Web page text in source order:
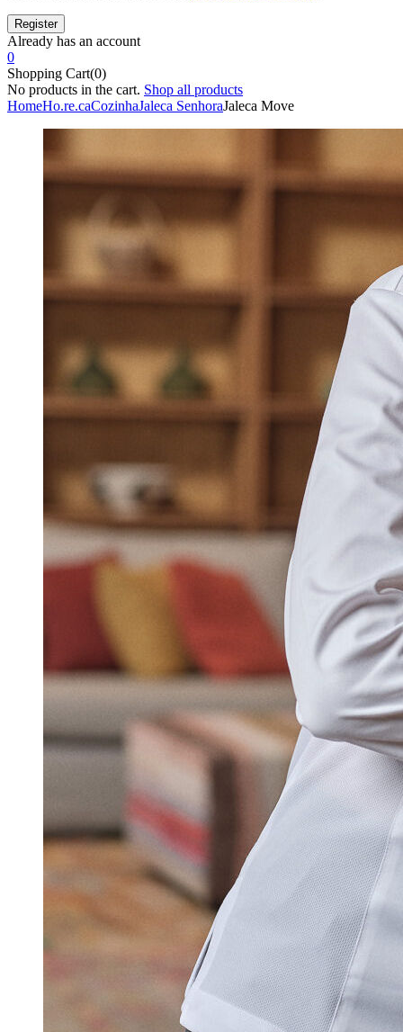
Already has an account
0
Shopping Cart(0)
No products in the cart. Shop all products
HomeHo.re.caCozinhaJaleca SenhoraJaleca Move